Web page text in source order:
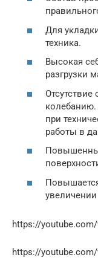
Для
техника.
Высокая
разгрузки
Отсутствие
колебанию.
при
работы в
https://
https://youtube.com/